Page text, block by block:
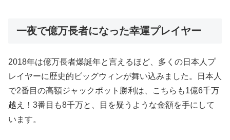
一夜で億万長者になった幸運プレイヤー
2018年は億万長者爆誕年と言えるほど、多くの日本人プ
レイヤーに歴史的ビッグウィンが舞い込みました。日本人
で2番目の高額ジャックポット勝利は、こちらも1億6千万
越え！3番目も8千万と、目を疑うような金額を手にして
います。